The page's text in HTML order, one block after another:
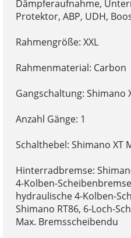
Dämpferaufnahme,
Protektor, ABP, UDH,
Rahmengröße: XXL
Rahmenmaterial: Carbon
Gangschaltung: Shimano
Anzahl Gänge: 1
Schalthebel: Shimano XT
Hinterradbremse:
4-Kolben-
hydraulische 4-Kolben-
Shimano RT86, 6-Loch-
Max. Bremsscheibendu